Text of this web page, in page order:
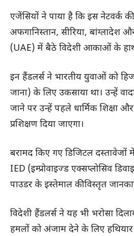
एजेंसियों ने पाया है कि इस नेटवर्क की
अफगानिस्तान, सीरिया, बांग्लादेश
(UAE) में बैठे विदेशी आकाओं के
इन हैंडलर्स ने भारतीय युवाओं को
जाना) के लिए उकसाया था। उन्हें
जाने पर उन्हें पहले धार्मिक शिक्षा
प्रशिक्षण दिया जाएगा।
बरामद किए गए डिजिटल दस्तावेजों
IED (इम्प्रोवाइज्ड एक्सप्लोसिव
पाउडर के इस्तेमाल की विस्तृत
विदेशी हैंडलर्स ने यह भी भरोसा
हमलों को अंजाम देने के लिए